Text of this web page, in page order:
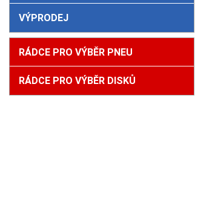
VÝPRODEJ
RÁDCE PRO VÝBĚR PNEU
RÁDCE PRO VÝBĚR DISKŮ